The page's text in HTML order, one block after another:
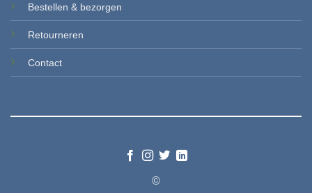
Bestellen & bezorgen
Retourneren
Contact
©